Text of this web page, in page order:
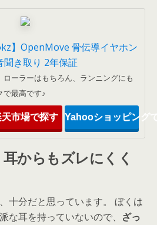
】OpenMove 骨伝導イヤホン
き取り 2年保証
ーラーはもちろん、ランニングにも
で最高です♪
天市場で探す Yahooショッピング
からもズレにくく
十分だと思っています。 ぼくは
な耳を持っていないので、 ざっ